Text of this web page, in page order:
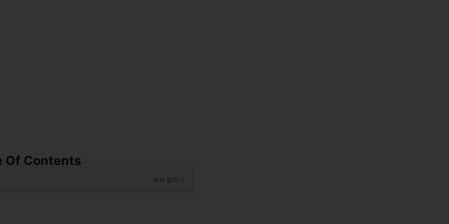
Of Contents
목차 펼치기